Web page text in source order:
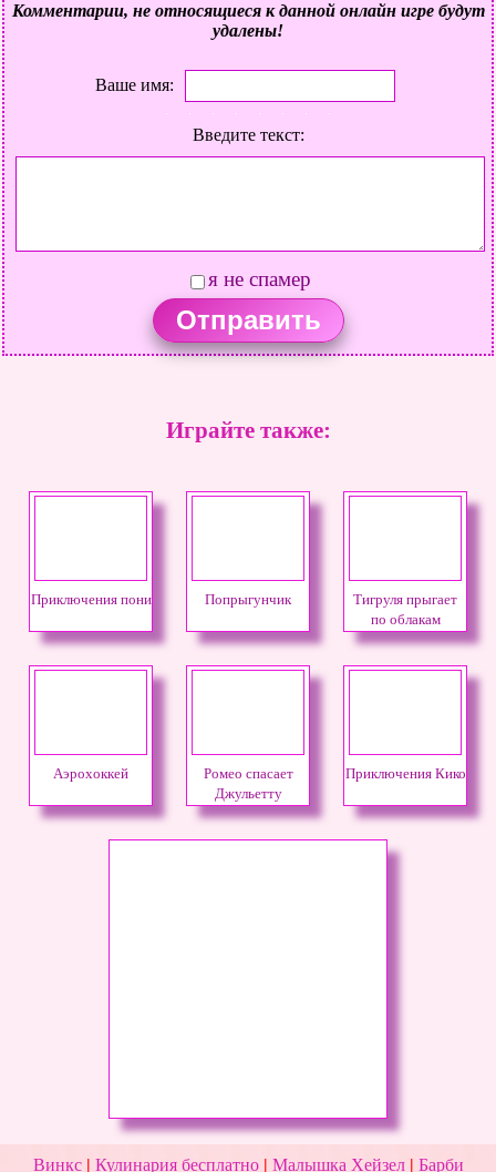
Комментарии, не относящиеся к данной онлайн игре будут
удалены!
Ваше имя:
Введите текст:
я не спамер
Играйте также:
Приключения пони Попрыгунчик
Тигруля прыгает
по облакам
Аэрохоккей
Ромео спасает
Джульетту
Приключения Кико
Винкс| Кулинария бесплатно| Малышка Хейзел| Барби